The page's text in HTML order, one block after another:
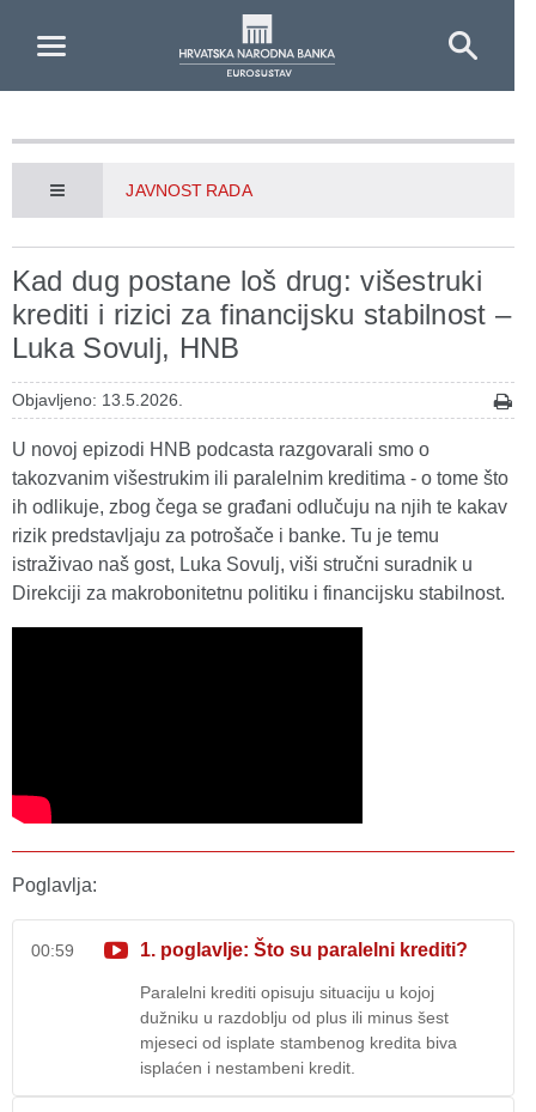
JAVNOST RADA
Kad dug postane loš drug: višestruki
krediti i rizici za financijsku stabilnost –
Luka Sovulj, HNB
Objavljeno: 13.5.2026.
U novoj epizodi HNB podcasta razgovarali smo o
takozvanim višestrukim ili paralelnim kreditima - o tome što
ih odlikuje, zbog čega se građani odlučuju na njih te kakav
rizik predstavljaju za potrošače i banke. Tu je temu
istraživao naš gost, Luka Sovulj, viši stručni suradnik u
Direkciji za makrobonitetnu politiku i financijsku stabilnost.
Poglavlja:
00:59 1. poglavlje: Što su paralelni krediti?
Paralelni krediti opisuju situaciju u kojoj
dužniku u razdoblju od plus ili minus šest
mjeseci od isplate stambenog kredita biva
isplaćen i nestambeni kredit.